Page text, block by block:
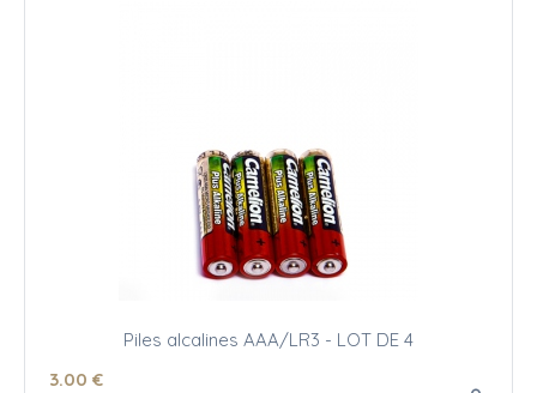
Piles alcalines AAA/LR3 - LOT DE 4
3.00 €